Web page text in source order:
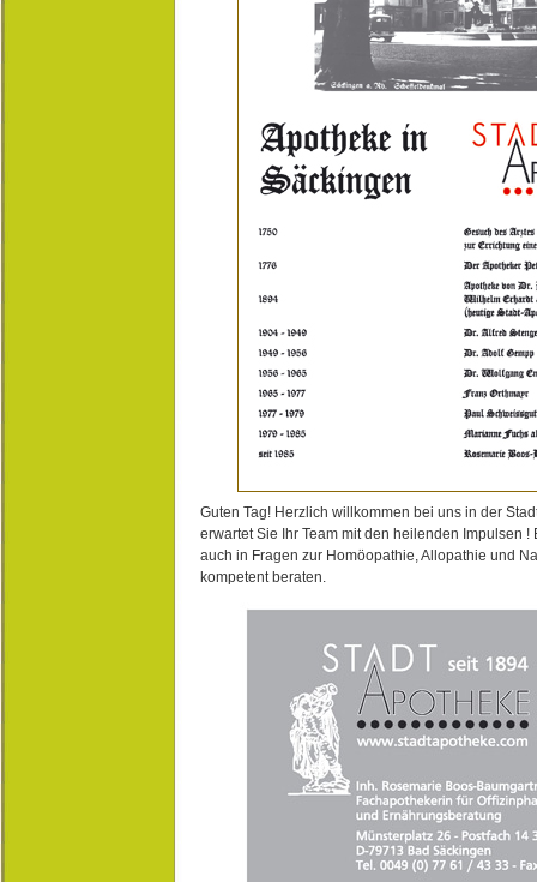
Guten Tag! Herzlich willkommen bei uns in der
erwartet Sie Ihr Team mit den heilenden Impulsen !
auch in Fragen zur Homöopathie, Allopathie und
kompetent beraten.